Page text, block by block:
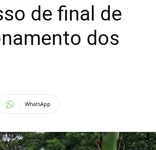
de final de
dos
WhatsApp